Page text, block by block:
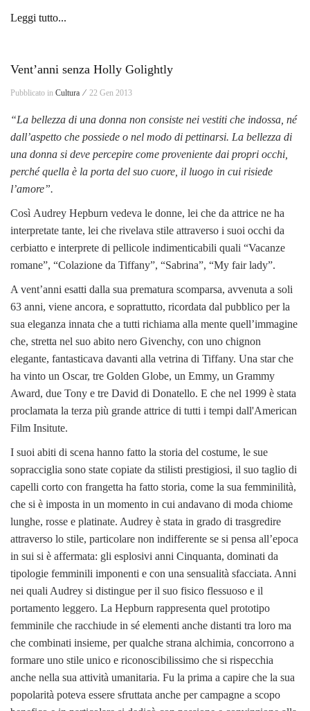
Leggi tutto...
Vent’anni senza Holly Golightly
Pubblicato in Cultura ⁄ 22 Gen 2013
“La bellezza di una donna non consiste nei vestiti che indossa, né
dall’aspetto che possiede o nel modo di pettinarsi. La bellezza di
una donna si deve percepire come proveniente dai propri occhi,
perché quella è la porta del suo cuore, il luogo in cui risiede
l’amore”.
Così Audrey Hepburn vedeva le donne, lei che da attrice ne ha
interpretate tante, lei che rivelava stile attraverso i suoi occhi da
cerbiatto e interprete di pellicole indimenticabili quali “Vacanze
romane”, “Colazione da Tiffany”, “Sabrina”, “My fair lady”.
A vent’anni esatti dalla sua prematura scomparsa, avvenuta a soli
63 anni, viene ancora, e soprattutto, ricordata dal pubblico per la
sua eleganza innata che a tutti richiama alla mente quell’immagine
che, stretta nel suo abito nero Givenchy, con uno chignon
elegante, fantasticava davanti alla vetrina di Tiffany. Una star che
ha vinto un Oscar, tre Golden Globe, un Emmy, un Grammy
Award, due Tony e tre David di Donatello. E che nel 1999 è stata
proclamata la terza più grande attrice di tutti i tempi dall'American
Film Insitute.
I suoi abiti di scena hanno fatto la storia del costume, le sue
sopracciglia sono state copiate da stilisti prestigiosi, il suo taglio di
capelli corto con frangetta ha fatto storia, come la sua femminilità,
che si è imposta in un momento in cui andavano di moda chiome
lunghe, rosse e platinate. Audrey è stata in grado di trasgredire
attraverso lo stile, particolare non indifferente se si pensa all’epoca
in sui si è affermata: gli esplosivi anni Cinquanta, dominati da
tipologie femminili imponenti e con una sensualità sfacciata. Anni
nei quali Audrey si distingue per il suo fisico flessuoso e il
portamento leggero. La Hepburn rappresenta quel prototipo
femminile che racchiude in sé elementi anche distanti tra loro ma
che combinati insieme, per qualche strana alchimia, concorrono a
formare uno stile unico e riconoscibilissimo che si rispecchia
anche nella sua attività umanitaria. Fu la prima a capire che la sua
popolarità poteva essere sfruttata anche per campagne a scopo